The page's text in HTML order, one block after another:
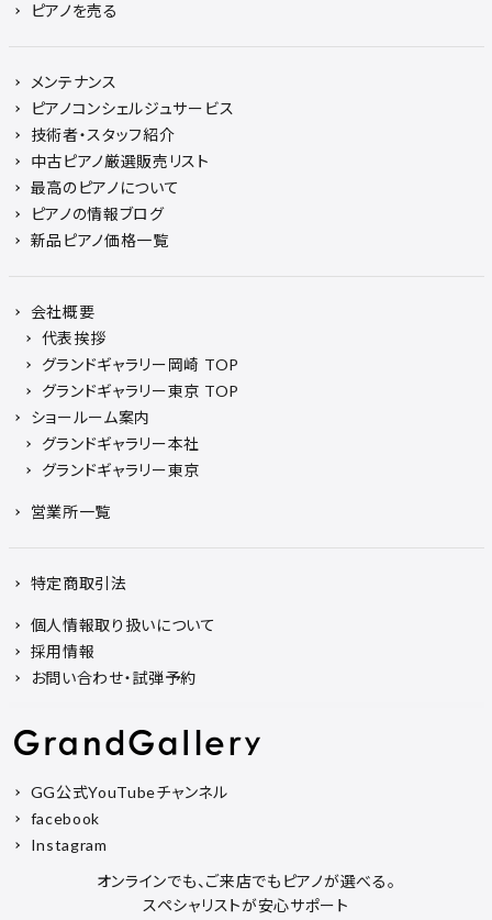
ピアノを売る
メンテナンス
ピアノコンシェルジュサービス
技術者・スタッフ紹介
中古ピアノ厳選販売リスト
最高のピアノについて
ピアノの情報ブログ
新品ピアノ価格一覧
会社概要
代表挨拶
グランドギャラリー岡崎 TOP
グランドギャラリー東京 TOP
ショールーム案内
グランドギャラリー本社
グランドギャラリー東京
営業所一覧
特定商取引法
個人情報取り扱いについて
採用情報
お問い合わせ・試弾予約
GG公式YouTubeチャンネル
facebook
Instagram
オンラインでも、ご来店でもピアノが選べる。
スペシャリストが安心サポート